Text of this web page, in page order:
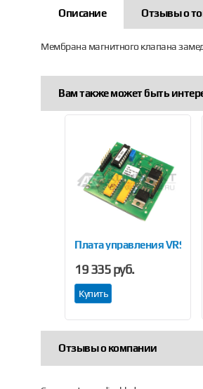
Описание Отзывы о
Мембрана магнитного клапана
Вам также может быть
12 мкм 100/50х90
Плата управления VRS
19 335 руб.
Купить
Отзывы о компании